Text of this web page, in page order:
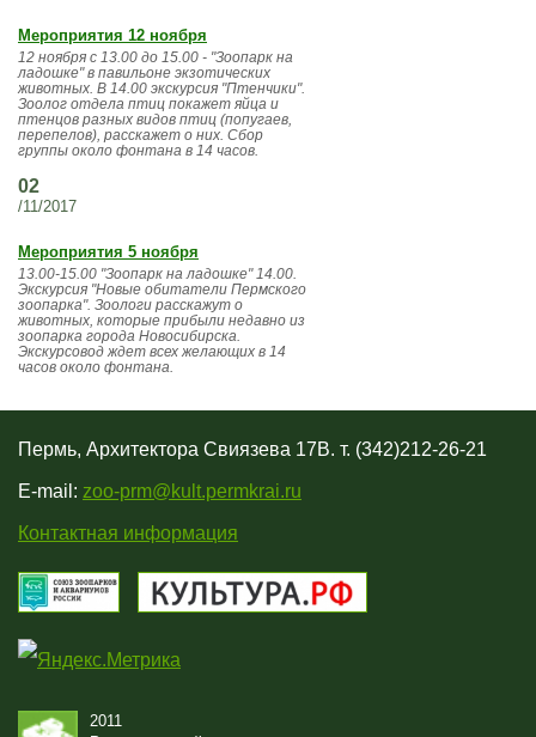
Мероприятия 12 ноября
12 ноября с 13.00 до 15.00 - "Зоопарк на
ладошке" в павильоне экзотических
животных. В 14.00 экскурсия "Птенчики".
Зоолог отдела птиц покажет яйца и
птенцов разных видов птиц (попугаев,
перепелов), расскажет о них. Сбор
группы около фонтана в 14 часов.
02
/11/2017
Мероприятия 5 ноября
13.00-15.00 "Зоопарк на ладошке" 14.00.
Экскурсия "Новые обитатели Пермского
зоопарка". Зоологи расскажут о
животных, которые прибыли недавно из
зоопарка города Новосибирска.
Экскурсовод ждет всех желающих в 14
часов около фонтана.
Пермь, Архитектора Свиязева 17В. т. (342)212-26-21
E-mail: zoo-prm@kult.permkrai.ru
Контактная информация
2011